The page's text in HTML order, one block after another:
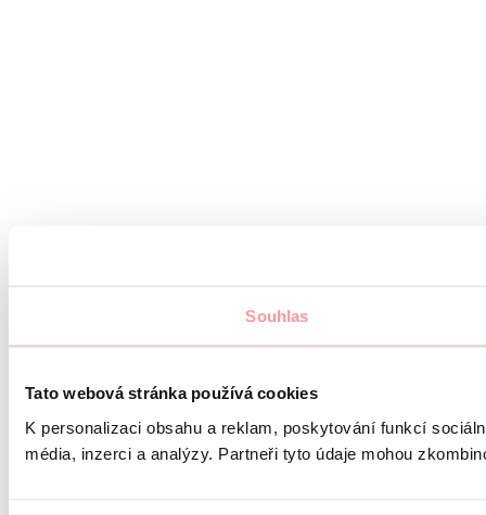
Souhlas
Tato webová stránka používá cookies
K personalizaci obsahu a reklam, poskytování funkcí
média, inzerci a analýzy. Partneři tyto údaje mohou